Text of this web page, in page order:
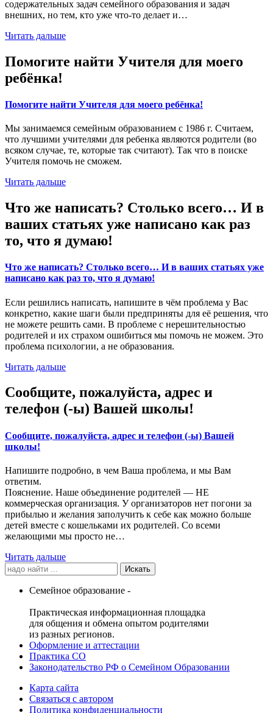
содержательных задач семейного образования и задач
внешних, но тем, кто уже что-то делает и…
Читать дальше
Помогите найти Учителя для моего
ребёнка!
Помогите найти Учителя для моего ребёнка!
Мы занимаемся семейным образованием с 1986 г. Считаем,
что лучшими учителями для ребенка являются родители (во
всяком случае, те, которые так считают). Так что в поиске
Учителя помочь не сможем.
Читать дальше
Что же написать? Столько всего… И в
ваших статьях уже написано как раз
то, что я думаю!
Что же написать? Столько всего… И в ваших статьях уже
написано как раз то, что я думаю!
Если решились написать, напишите в чём проблема у Вас
конкретно, какие шаги были предприняты для её решения, что
не можете решить сами. В проблеме с нерешительностью
родителей и их страхом ошибиться мы помочь не можем. Это
проблема психологии, а не образования.
Читать дальше
Сообщите, пожалуйста, адрес и
телефон (-ы) Вашей школы!
Сообщите, пожалуйста, адрес и телефон (-ы) Вашей
школы!
Напишите подробно, в чем Ваша проблема, и мы Вам
ответим.
Пояснение. Наше объединение родителей — НЕ
коммерческая организация. У организаторов нет погони за
прибылью и желания заполучить к себе как можно больше
детей вместе с кошельками их родителей. Со всеми
желающими мы просто не…
Читать дальше
Search
for:
Семейное образование -
Практическая информационная площадка
для общения и обмена опытом родителями
из разных регионов.
Оформление и аттестации
Практика СО
Законодательство РФ о Семейном Образовании
Карта сайта
Связаться с автором
Политика конфиденциальности